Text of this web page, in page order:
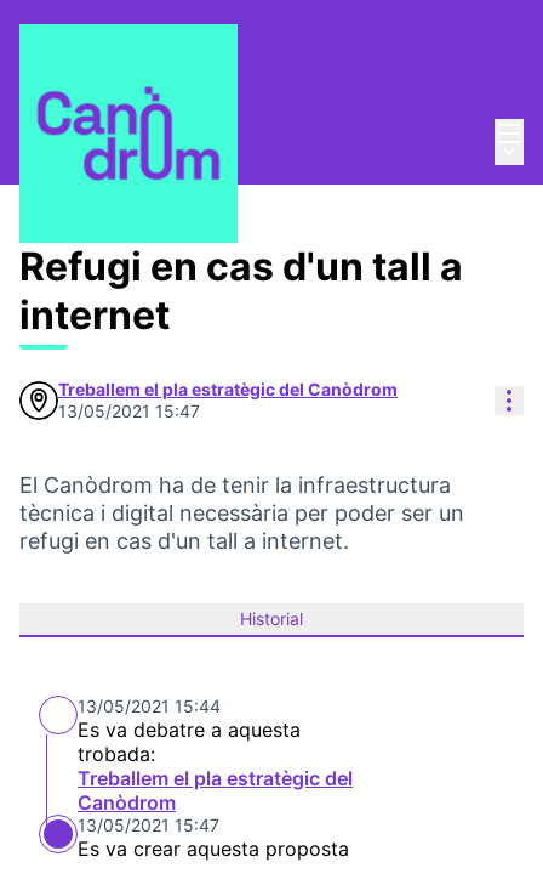
Pla Estratègic Propostes
Refugi en cas d'un tall a
internet
Treballem el pla estratègic del Canòdrom
13/05/2021 15:47
El Canòdrom ha de tenir la infraestructura
tècnica i digital necessària per poder ser un
refugi en cas d'un tall a internet.
Historial
13/05/2021 15:44
Es va debatre a aquesta
trobada:
Treballem el pla estratègic del
Canòdrom
13/05/2021 15:47
Es va crear aquesta proposta